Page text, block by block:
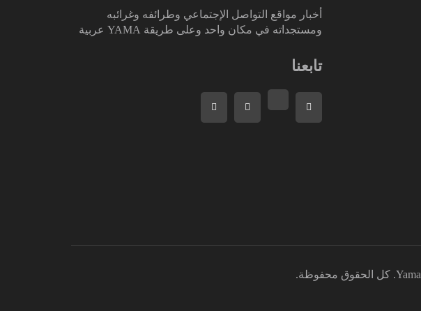
أخبار مواقع التواصل الإجتماعي وطرائفه وغرائبه
ومستجداته في مكان واحد وعلى طريقة YAMA عربية
تابعنا